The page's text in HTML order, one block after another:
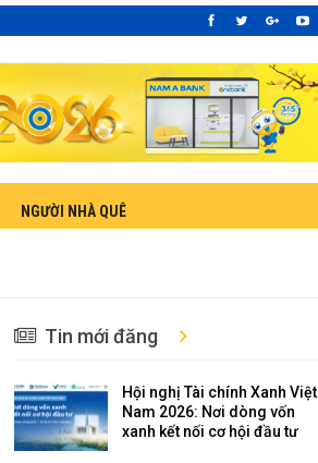
NGƯỜI NHÀ QUÊ
Tin mới đăng
Hội nghị Tài chính Xanh Việt
Nam 2026: Nơi dòng vốn
xanh kết nối cơ hội đầu tư